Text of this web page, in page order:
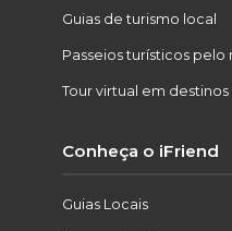
Guias de turismo local
Passeios turísticos pelo
Tour virtual em destinos
Conheça o iFriend
Guias Locais